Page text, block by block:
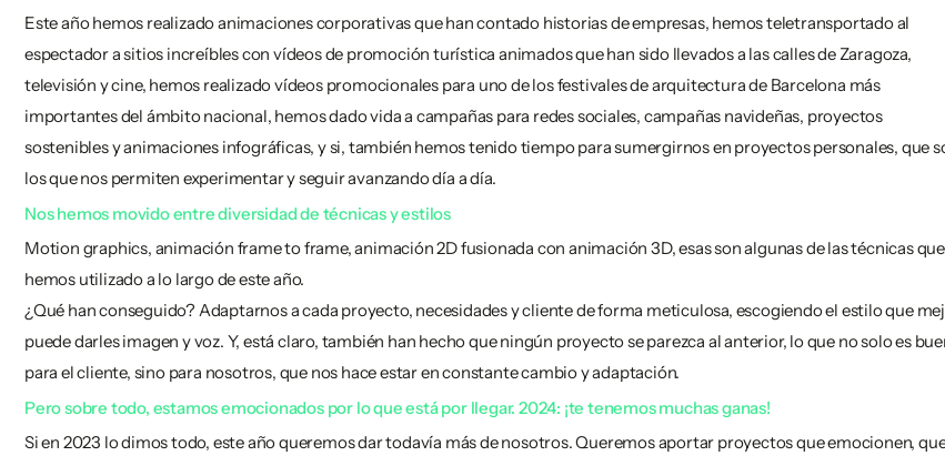
Este año hemos realizado animaciones corporativas que han contado historias de empresas, hemos teletransportado al
espectador a sitios increíbles con vídeos de promoción turística animados que han sido llevados a las calles de Zaragoza,
televisión y cine, hemos realizado vídeos promocionales para uno de los festivales de arquitectura de Barcelona más
importantes del ámbito nacional, hemos dado vida a campañas para redes sociales, campañas navideñas, proyectos
sostenibles y animaciones infográficas, y si, también hemos tenido tiempo para sumergirnos en proyectos personales, que
los que nos permiten experimentar y seguir avanzando día a día.
Nos hemos movido entre diversidad de técnicas y estilos
Motion graphics, animación frame to frame, animación 2D fusionada con animación 3D, esas son algunas de las técnicas que
hemos utilizado a lo largo de este año.
¿Qué han conseguido? Adaptarnos a cada proyecto, necesidades y cliente de forma meticulosa, escogiendo el estilo que
puede darles imagen y voz. Y, está claro, también han hecho que ningún proyecto se parezca al anterior, lo que no solo es
para el cliente, sino para nosotros, que nos hace estar en constante cambio y adaptación.
Pero sobre todo, estamos emocionados por lo que está por llegar. 2024: ¡te tenemos muchas ganas!
Si en 2023 lo dimos todo, este año queremos dar todavía más de nosotros. Queremos aportar proyectos que emocionen,